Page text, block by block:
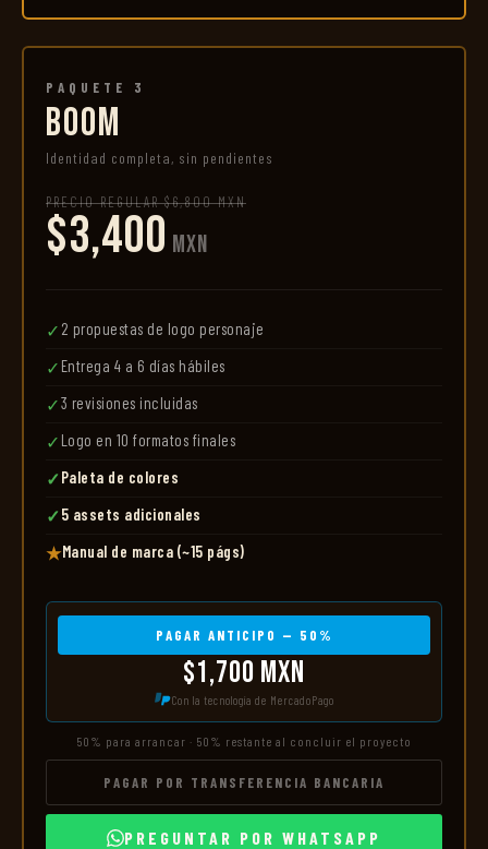
PAQUETE 3
BOOM
Identidad completa, sin pendientes
PRECIO REGULAR $6,800 MXN
$3,400 MXN
✓ 2 propuestas de logo personaje
✓ Entrega 4 a 6 días hábiles
✓3 revisiones incluidas
✓ Logo en 10 formatos finales
✓Paleta de colores
✓5 assets adicionales
★Manual de marca (~15 págs)
PAGAR ANTICIPO — 50%
$1,700 MXN
Con la tecnología de MercadoPago
50% para arrancar · 50% restante al concluir el proyecto
PAGAR POR TRANSFERENCIA BANCARIA
PREGUNTAR POR WHATSAPP